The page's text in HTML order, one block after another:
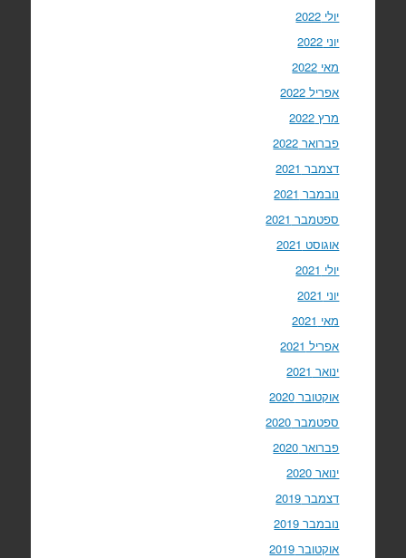
יולי 2022
יוני 2022
מאי 2022
אפריל 2022
מרץ 2022
פברואר 2022
דצמבר 2021
נובמבר 2021
ספטמבר 2021
אוגוסט 2021
יולי 2021
יוני 2021
מאי 2021
אפריל 2021
ינואר 2021
אוקטובר 2020
ספטמבר 2020
פברואר 2020
ינואר 2020
דצמבר 2019
נובמבר 2019
אוקטובר 2019